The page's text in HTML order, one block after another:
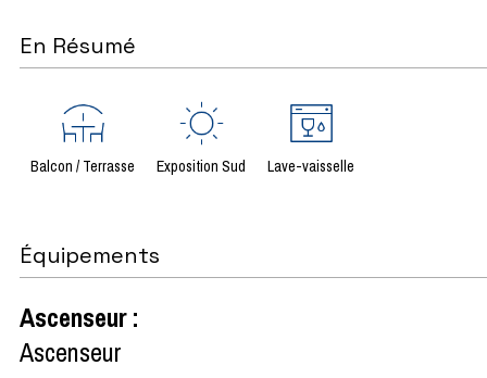
En Résumé
Balcon / Terrasse Exposition Sud Lave-vaisselle
Équipements
Ascenseur:
Ascenseur